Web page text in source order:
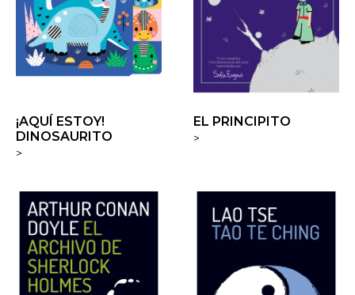
¡AQUÍ ESTOY!
DINOSAURITO
>
EL PRINCIPITO
>